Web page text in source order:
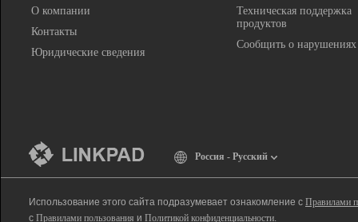
О компании
Контакты
Юридические сведения
Техническая поддержка
продуктов
Сообщить о нарушениях
Россия - Русский
Использование этого сайта подразумевает ознакомление с Правилами
с Правилами пользования и Политикой конфиденциальности.